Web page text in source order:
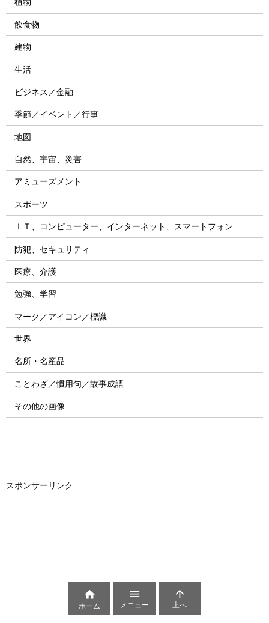
飲食物
建物
生活
ビジネス／金融
季節／イベント／行事
地図
自然、宇宙、災害
アミューズメント
スポーツ
ＩＴ、コンピューター、インターネット、スマートフォン
防犯、セキュリティ
医療、介護
勉強、学習
マーク／アイコン／標識
世界
名所・名産品
ことわざ／慣用句／故事成語
その他の画像
スポンサーリンク

ホーム

メニュー

上へ